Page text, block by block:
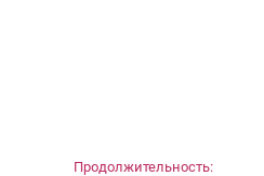
Продолжительность: